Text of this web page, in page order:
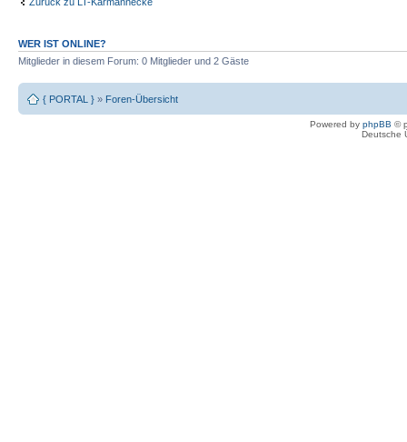
WER IST ONLINE?
Mitglieder in diesem Forum: 0 Mitglieder und 2 Gäste
{ PORTAL } » Foren-Übersicht
Powered by phpBB ©
Deutsche